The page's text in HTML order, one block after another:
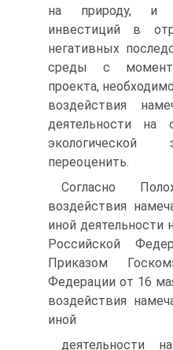
на природу, и
инвестиций в
негативных
среды с
проекта,
воздействия
деятельности
экологической
переоценить.
Согласно
воздействия
иной
Российской
Приказом
Федерации от 16
воздействия
иной
деятельности